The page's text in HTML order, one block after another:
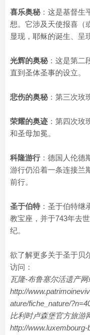
喜乐奥秘：这是基督生
想。它涉及天使报喜（
显现，耶稣的诞生、呈
光辉的奥秘：这是第二
直到圣体圣事的设立。
悲伤的奥秘：第三次玫
荣耀的奥迹 ：第四次玫
和圣母加冕。
科隆游行：德国人伦德
游行仍沿着一条连接
前行。
圣于伯特：圣于伯特继
教宝座，并于743年去
纪。
欲了解更多关于圣于贝
访问：
瓦隆-布鲁塞尔活遗产网
http://
ature/fiche_nature/
比利时卢森堡官方旅游
http://www.luxembourg-